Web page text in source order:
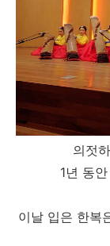
의젓
1년 동
이날 입은 한복